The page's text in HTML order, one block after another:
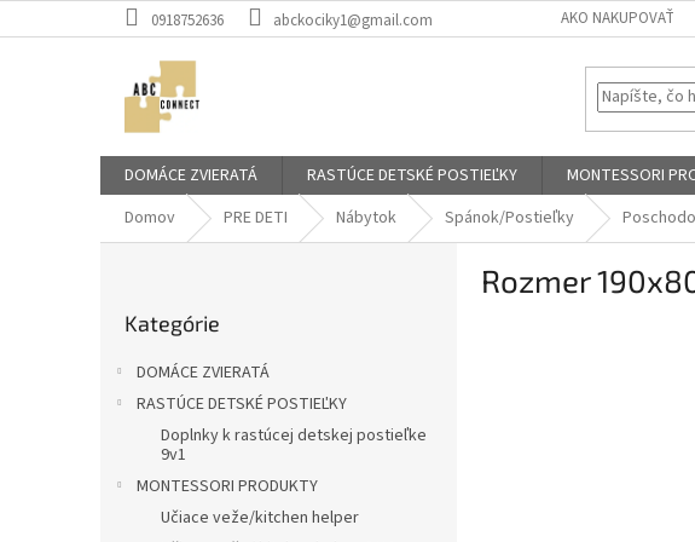
na
0918752636 abckociky1@gmail.com AKO NAKUPOVAŤ
DOMÁCE ZVIERATÁ RASTÚCE DETSKÉ POSTIEĽKY MONTESSORI
Domov
PRE DETI Nábytok Spánok/Postieľky
kategórie
Kategórie
DOMÁCE ZVIERATÁ
RASTÚCE DETSKÉ POSTIEĽKY
Doplnky k rastúcej detskej postieľke
9v1
MONTESSORI PRODUKTY
Učiace veže/kitchen helper
Rozmer